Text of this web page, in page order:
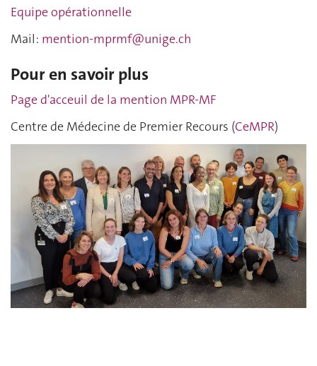
Equipe opérationnelle
Mail: mention-mprmf@unige.ch
Pour en savoir plus
Page d'acceuil de la mention MPR-MF
Centre de Médecine de Premier Recours (CeMPR)